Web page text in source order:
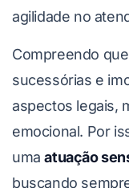
agilidade no
Compreendo
sucessórias e
aspectos legais,
emocional. Por
umaatuação
buscando